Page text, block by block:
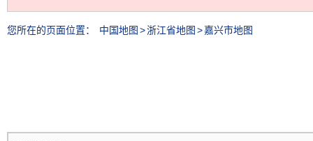
您所在的页面位置： 中国地图 >浙江省地图 >嘉兴市地图